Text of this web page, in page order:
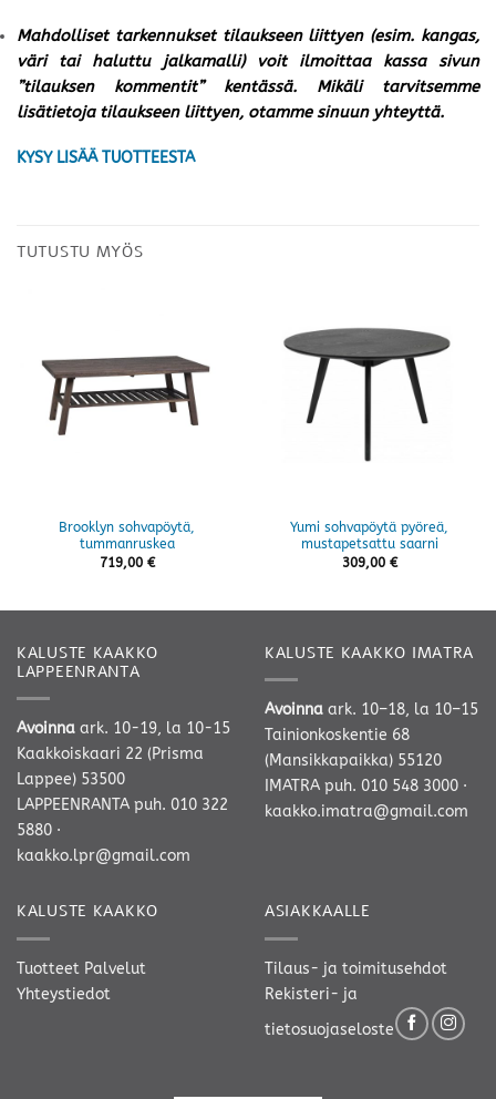
Mahdolliset tarkennukset tilaukseen liittyen (esim. kangas,
väri tai haluttu jalkamalli) voit ilmoittaa kassa sivun
”tilauksen kommentit” kentässä. Mikäli tarvitsemme
lisätietoja tilaukseen liittyen, otamme sinuun yhteyttä.
KYSY LISÄÄ TUOTTEESTA
TUTUSTU MYÖS
Brooklyn sohvapöytä,
tummanruskea
719,00 €
Yumi sohvapöytä pyöreä,
mustapetsattu saarni
309,00 €
KALUSTE KAAKKO
LAPPEENRANTA
Avoinna ark. 10-19, la 10-15
Kaakkoiskaari 22 (Prisma
Lappee) 53500
LAPPEENRANTA puh. 010 322
5880 ·
kaakko.lpr@gmail.com
KALUSTE KAAKKO IMATRA
Avoinna ark. 10–18, la 10–15
Tainionkoskentie 68
(Mansikkapaikka) 55120
IMATRA puh. 010 548 3000 ·
kaakko.imatra@gmail.com
KALUSTE KAAKKO
Tuotteet Palvelut
Yhteystiedot
ASIAKKAALLE
Tilaus- ja toimitusehdot
Rekisteri- ja
tietosuojaseloste